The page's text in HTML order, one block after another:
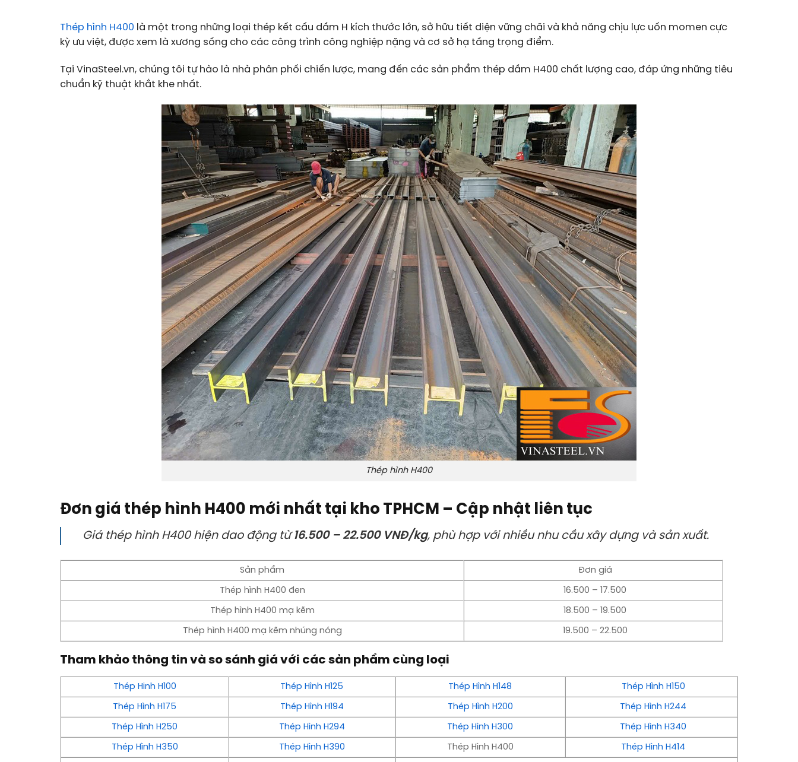
Thép hình H400 là một trong những loại thép kết cấu dầm H kích thước lớn, sở hữu tiết diện vững chãi và khả năng chịu lực uốn momen cực
kỳ ưu việt, được xem là xương sống cho các công trình công nghiệp nặng và cơ sở hạ tầng trọng điểm.
Tại VinaSteel.vn, chúng tôi tự hào là nhà phân phối chiến lược, mang đến các sản phẩm thép dầm H400 chất lượng cao, đáp ứng những tiêu
chuẩn kỹ thuật khắt khe nhất.
Thép hình H400
Đơn giá thép hình H400 mới nhất tại kho TPHCM – Cập nhật liên tục
Giá thép hình H400 hiện dao động từ16.500 – 22.500 VNĐ/kg, phù hợp với nhiều nhu cầu xây dựng và sản xuất.
Sản phẩm Đơn giá
Thép hình H400 đen 16.500 – 17.500
Thép hình H400 mạ kẽm 18.500 – 19.500
Thép hình H400 mạ kẽm nhúng nóng 19.500 – 22.500
Tham khảo thông tin và so sánh giá với các sản phẩm cùng loại
Thép Hinh H100 Thép Hình H125 Thép Hình H148 Thép Hình H150
Thép Hình H175 Thép Hình H194 Thép Hình H200 Thép Hình H244
Thép Hình H250 Thép Hình H294 Thép Hình H300 Thép Hình H340
Thép Hình H350 Thép Hình H390 Thép Hình H400 Thép Hình H414